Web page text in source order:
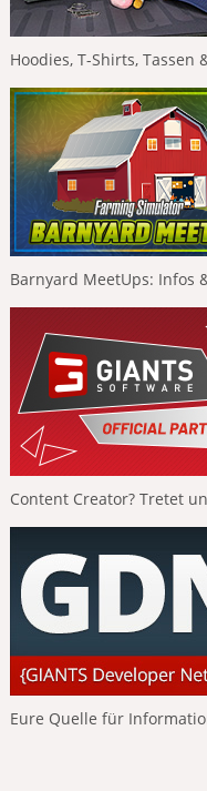
Hoodies, T-Shirts,
Barnyard MeetUps: Infos
Content Creator? Tretet
Eure Quelle für